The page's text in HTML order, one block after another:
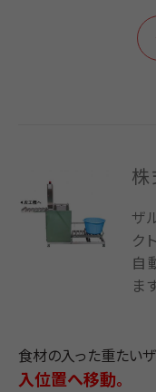
ザ
ク
自
ま
食材の入った重たい
入位置へ移動。